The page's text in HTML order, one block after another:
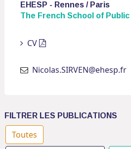
EHESP - Rennes / Paris
The French School of Public
CV
Nicolas.SIRVEN@ehesp.fr
FILTRER LES PUBLICATIONS
Toutes